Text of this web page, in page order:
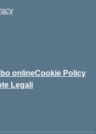
onlineCookie Policy
Legali